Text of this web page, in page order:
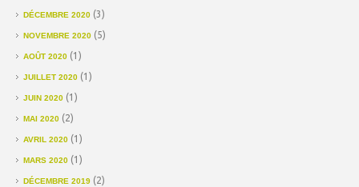
DÉCEMBRE 2020 (3)
NOVEMBRE 2020 (5)
AOÛT 2020 (1)
JUILLET 2020 (1)
JUIN 2020 (1)
MAI 2020 (2)
AVRIL 2020 (1)
MARS 2020 (1)
DÉCEMBRE 2019 (2)